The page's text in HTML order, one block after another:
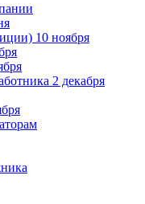
10 ноября
2 декабря